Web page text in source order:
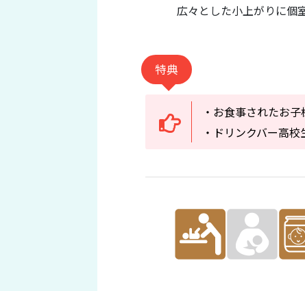
広々とした小上がりに個
特典
・お食事されたお
・ドリンクバー高